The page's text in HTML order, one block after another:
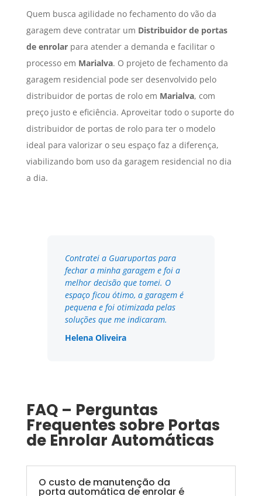
Quem busca agilidade no fechamento do vão da
garagem deve contratar um Distribuidor de portas
de enrolarpara atender a demanda e facilitar o
processo em Marialva. O projeto de fechamento da
garagem residencial pode ser desenvolvido pelo
distribuidor de portas de rolo em Marialva, com
preço justo e eficiência. Aproveitar todo o suporte do
distribuidor de portas de rolo para ter o modelo
ideal para valorizar o seu espaço faz a diferença,
viabilizando bom uso da garagem residencial no dia
a dia.
Contratei a Guaruportas para
fechar a minha garagem e foi a
melhor decisão que tomei. O
espaço ficou ótimo, a garagem é
pequena e foi otimizada pelas
soluções que me indicaram.
Helena Oliveira
FAQ – Perguntas
Frequentes sobre Portas
de Enrolar Automáticas
O custo de manutenção da
porta automática de enrolar é